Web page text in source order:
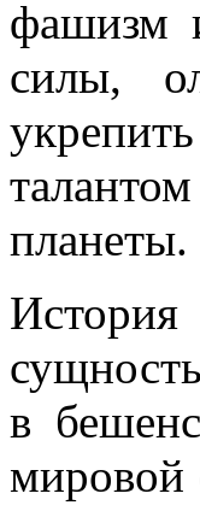
фашизм
силы,
в
мировой